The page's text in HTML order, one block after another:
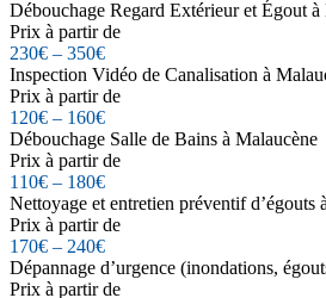
Débouchage Regard Extérieur et Égout à
Prix à partir de
230€ – 350€
Inspection Vidéo de Canalisation à
Prix à partir de
120€ – 160€
Débouchage Salle de Bains à Malaucène
Prix à partir de
110€ – 180€
Nettoyage et entretien préventif d’égouts
Prix à partir de
170€ – 240€
Dépannage d’urgence (inondations,
Prix à partir de